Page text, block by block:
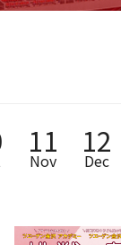
11
Nov
12
Dec